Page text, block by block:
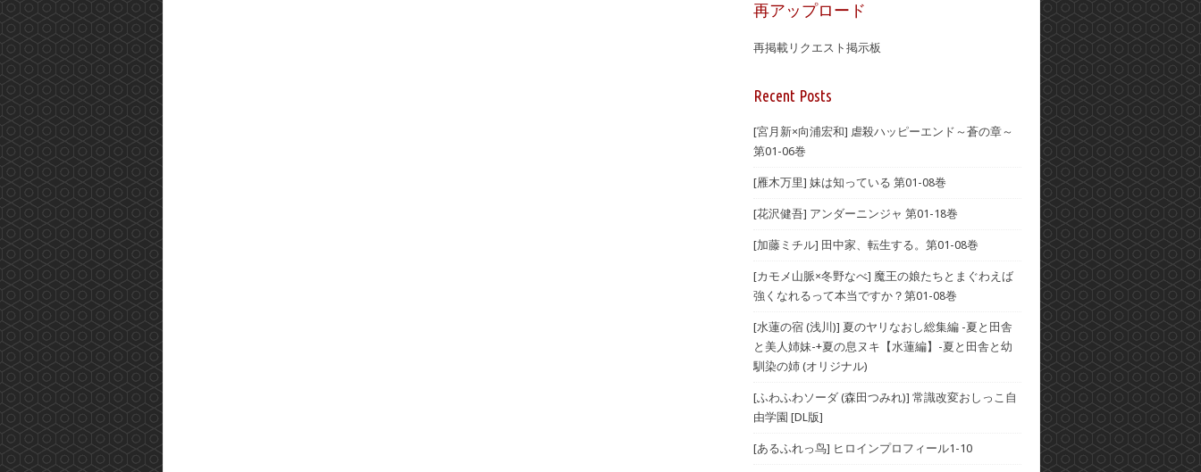
再アップロード
再掲載リクエスト掲示板
Recent Posts
[宮月新×向浦宏和] 虐殺ハッピーエンド～蒼の章～
第01-06巻
[雁木万里] 妹は知っている 第01-08巻
[花沢健吾] アンダーニンジャ 第01-18巻
[加藤ミチル] 田中家、転生する。第01-08巻
[カモメ山脈×冬野なべ] 魔王の娘たちとまぐわえば
強くなれるって本当ですか？第01-08巻
[水蓮の宿 (浅川)] 夏のヤリなおし総集編 -夏と田舎
と美人姉妹-+夏の息ヌキ【水蓮編】-夏と田舎と幼
馴染の姉 (オリジナル)
[ふわふわソーダ (森田つみれ)] 常識改変おしっこ自
由学園 [DL版]
[あるふれっ鸟] ヒロインプロフィール1-10